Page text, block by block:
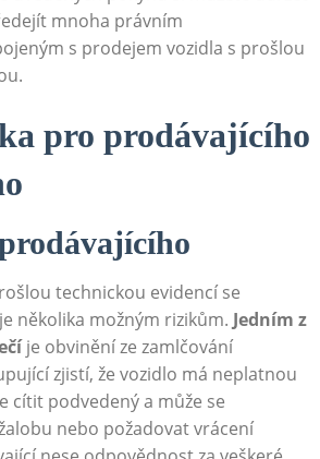
mnoha právním
s prodejem vozidla s prošlou
pro prodávajícího
technickou evidencí se
několika možným rizikům. Jedním z
je obvinění ze zamlčování
zjistí, že vozidlo má neplatnou
cítit podvedený a může se
nebo požadovat vrácení